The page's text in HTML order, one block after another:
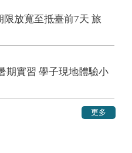
限放寬至抵臺前7天 旅
期實習 學子現地體驗小
更多